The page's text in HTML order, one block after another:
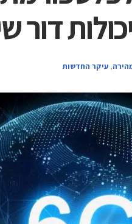
דור
, עיקר החדשות